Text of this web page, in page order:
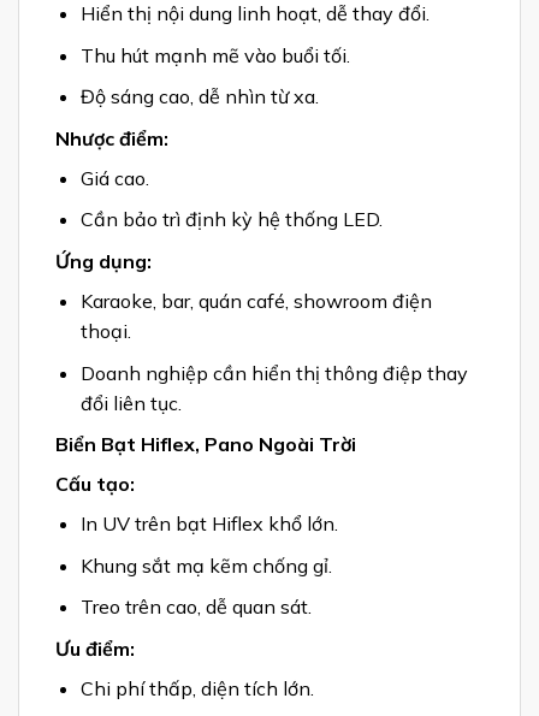
Hiển thị nội dung linh hoạt, dễ thay đổi.
Thu hút mạnh mẽ vào buổi tối.
Độ sáng cao, dễ nhìn từ xa.
Nhược điểm:
Giá cao.
Cần bảo trì định kỳ hệ thống LED.
Ứng dụng:
Karaoke, bar, quán café, showroom điện
thoại.
Doanh nghiệp cần hiển thị thông điệp thay
đổi liên tục.
Biển Bạt Hiflex, Pano Ngoài Trời
Cấu tạo:
In UV trên bạt Hiflex khổ lớn.
Khung sắt mạ kẽm chống gỉ.
Treo trên cao, dễ quan sát.
Ưu điểm:
Chi phí thấp, diện tích lớn.